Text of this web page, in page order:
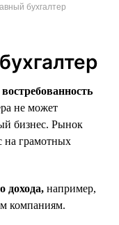
бухгалтер
не может
бизнес. Рынок
на грамотных
дохода, например,
компаниям.